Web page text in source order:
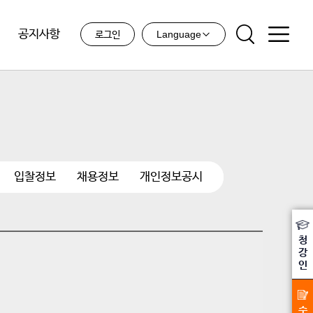
공지사항 로그인 Language
입찰정보 채용정보 개인정보공시
청
강
인
수